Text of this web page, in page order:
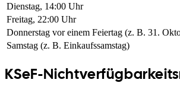
Dienstag, 14:00 Uhr
Freitag, 22:00 Uhr
Donnerstag vor einem Feiertag (z. B. 31.
Samstag (z. B. Einkaufssamstag)
KSeF-